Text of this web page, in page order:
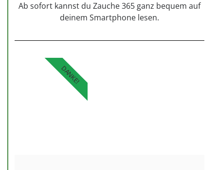
Ab sofort kannst du Zauche 365 ganz bequem auf
deinem Smartphone lesen.
DANKE!